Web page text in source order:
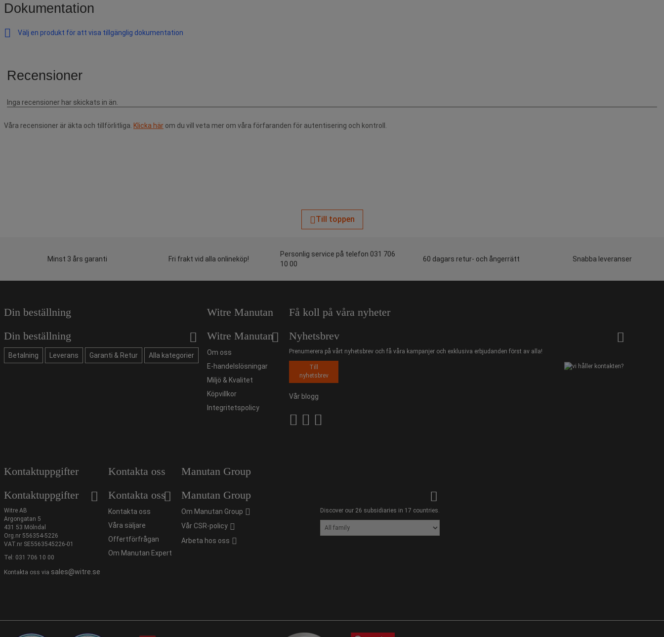
Dokumentation
Välj en produkt för att visa tillgänglig dokumentation
Våra recensioner är äkta och tillförlitliga. Klicka här om du vill veta mer om våra förfaranden för autentisering och kontroll.
Till toppen
Minst 3 års garanti Fri frakt vid alla onlineköp!
Personlig service på telefon 031 706
10 00
60 dagars retur- och ångerrätt Snabba leveranser
Din beställning
Din beställning
Betalning Leverans Garanti & Retur Alla kategorier
Witre Manutan
Witre Manutan
Om oss
E-handelslösningar
Miljö & Kvalitet
Köpvillkor
Integritetspolicy
Få koll på våra nyheter
Nyhetsbrev
Prenumerera på vårt nyhetsbrev och få våra kampanjer och exklusiva erbjudanden först av alla!
Till
nyhetsbrev
Vår blogg
Kontaktuppgifter
Kontaktuppgifter
Witre AB
Argongatan 5
431 53 Mölndal
Org.nr 556354-5226
VAT.nr SE5563545226-01
Tel: 031 706 10 00
Kontakta oss via sales@witre.se
Kontakta oss
Kontakta oss
Kontakta oss
Våra säljare
Offertförfrågan
Om Manutan Expert
Manutan Group
Manutan Group
Om Manutan Group
Vår CSR-policy
Arbeta hos oss
Discover our 26 subsidiaries in 17 countries.